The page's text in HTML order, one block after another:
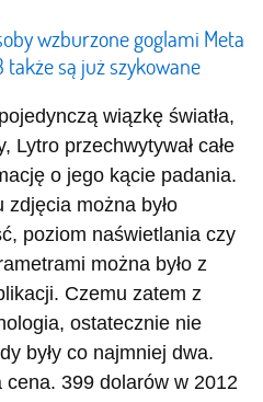
wzburzone goglami Meta
także są już szykowane
wiązkę światła,
Lytro przechwytywał całe
o jego kącie padania.
można było
poziom naświetlania czy
można było z
Czemu zatem z
ostatecznie nie
były co najmniej dwa.
399 dolarów w 2012